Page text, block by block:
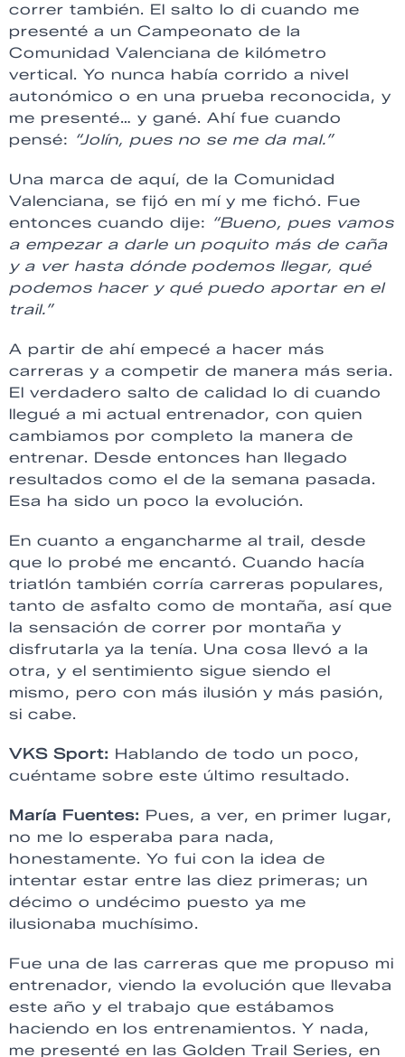
correr también. El salto lo di cuando me
presenté a un Campeonato de la
Comunidad Valenciana de kilómetro
vertical. Yo nunca había corrido a nivel
autonómico o en una prueba reconocida, y
me presenté… y gané. Ahí fue cuando
pensé: “Jolín, pues no se me da mal.”
Una marca de aquí, de la Comunidad
Valenciana, se fijó en mí y me fichó. Fue
entonces cuando dije: “Bueno, pues vamos
a empezar a darle un poquito más de caña
y a ver hasta dónde podemos llegar, qué
podemos hacer y qué puedo aportar en el
trail.”
A partir de ahí empecé a hacer más
carreras y a competir de manera más seria.
El verdadero salto de calidad lo di cuando
llegué a mi actual entrenador, con quien
cambiamos por completo la manera de
entrenar. Desde entonces han llegado
resultados como el de la semana pasada.
Esa ha sido un poco la evolución.
En cuanto a engancharme al trail, desde
que lo probé me encantó. Cuando hacía
triatlón también corría carreras populares,
tanto de asfalto como de montaña, así que
la sensación de correr por montaña y
disfrutarla ya la tenía. Una cosa llevó a la
otra, y el sentimiento sigue siendo el
mismo, pero con más ilusión y más pasión,
si cabe.
VKS Sport: Hablando de todo un poco,
cuéntame sobre este último resultado.
María Fuentes: Pues, a ver, en primer lugar,
no me lo esperaba para nada,
honestamente. Yo fui con la idea de
intentar estar entre las diez primeras; un
décimo o undécimo puesto ya me
ilusionaba muchísimo.
Fue una de las carreras que me propuso mi
entrenador, viendo la evolución que llevaba
este año y el trabajo que estábamos
haciendo en los entrenamientos. Y nada,
me presenté en las Golden Trail Series, en